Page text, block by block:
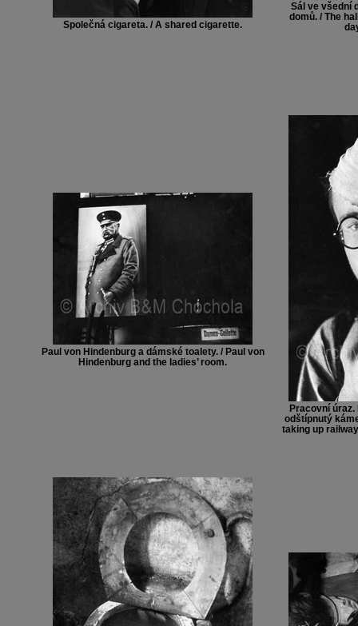
Společná cigareta. / A shared cigarette.
Sál ve všední
domů. / The
Paul von Hindenburg a dámské toalety. / Paul von
Hindenburg and the ladies’ room.
Pracovní úraz.
odštípnutý
taking up